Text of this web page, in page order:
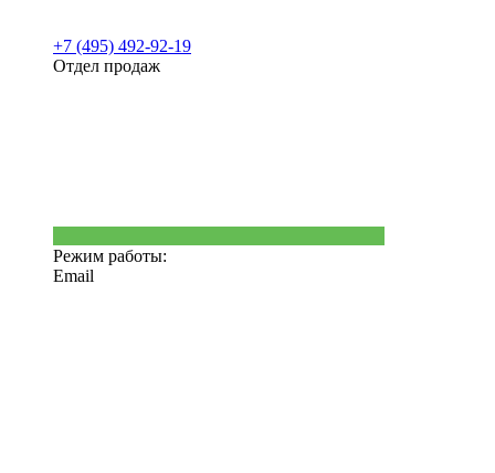
+7 (495) 492-92-19
Отдел продаж
Режим работы:
Email